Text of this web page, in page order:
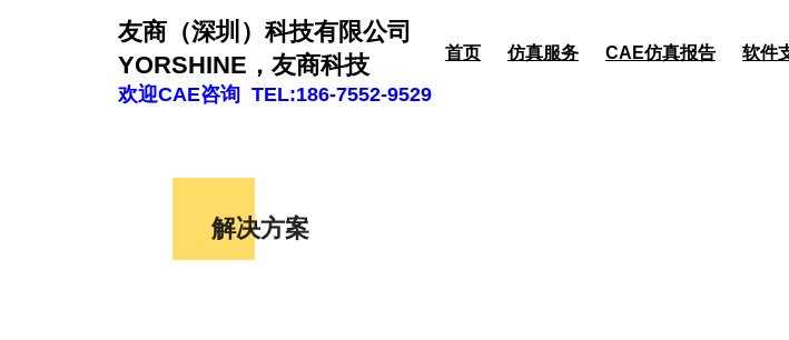
友商（深圳）科技有限公司
YORSHINE，友商科技
欢迎CAE咨询 TEL:186-7552-9529
首页 仿真服务 CAE仿真报告 软件
解决方案